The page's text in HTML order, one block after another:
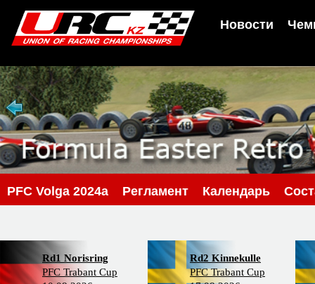
Новости
PFС Volga 2024a Регламент Календарь
Rd1 Norisring
PFC Trabant Cup
Rd2 Kinnekulle
PFC Trabant Cup